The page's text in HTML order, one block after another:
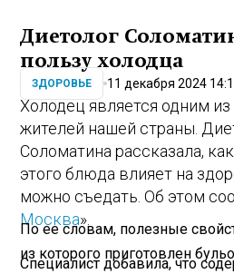
Диетолог
пользу холодца
ЗДОРОВЬЕ 11 декабря 2024
Холодец является одним
жителей нашей страны.
Соломатина рассказала,
этого блюда влияет на
можно съедать. Об этом
Москва».
По ее словам, полезные
из которого приготовлен
Специалист добавила, что